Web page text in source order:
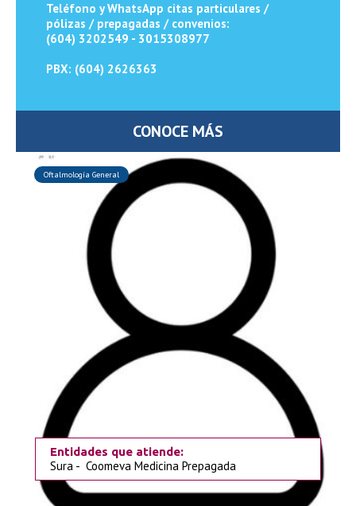
Teléfono y WhatsApp citas particulares /
pólizas / prepagadas / convenios:
(604) 3202549 - 3015308977
PBX: (604) 2626363
CONOCE MÁS
Oftalmología General
Entidades que atiende:
Sura - Coomeva Medicina Prepagada